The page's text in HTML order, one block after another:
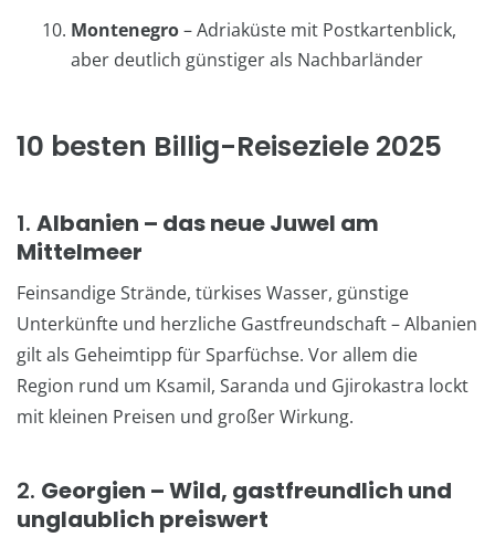
Montenegro– Adriaküste mit Postkartenblick,
aber deutlich günstiger als Nachbarländer
10 besten Billig-Reiseziele 2025
1. Albanien – das neue Juwel am
Mittelmeer
Feinsandige Strände, türkises Wasser, günstige
Unterkünfte und herzliche Gastfreundschaft – Albanien
gilt als Geheimtipp für Sparfüchse. Vor allem die
Region rund um Ksamil, Saranda und Gjirokastra lockt
mit kleinen Preisen und großer Wirkung.
2. Georgien – Wild, gastfreundlich und
unglaublich preiswert